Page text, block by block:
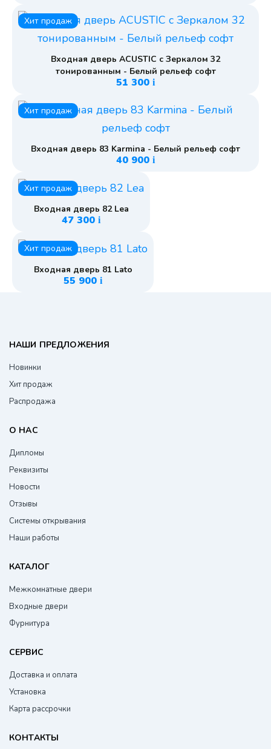
Хит продаж
Входная дверь ACUSTIC с Зеркалом 32
тонированным - Белый рельеф софт
51 300 i
Хит продаж
Входная дверь 83 Karmina - Белый рельеф софт
40 900 i
Хит продаж
Входная дверь 82 Lea
47 300 i
Хит продаж
Входная дверь 81 Lato
55 900 i
КОНТАКТЫ
СЕРВИС
Доставка и оплата
Установка
Карта рассрочки
КАТАЛОГ
Межкомнатные двери
Входные двери
Фурнитура
О НАС
Дипломы
Реквизиты
Новости
Отзывы
Системы открывания
Наши работы
НАШИ ПРЕДЛОЖЕНИЯ
Новинки
Хит продаж
Распродажа